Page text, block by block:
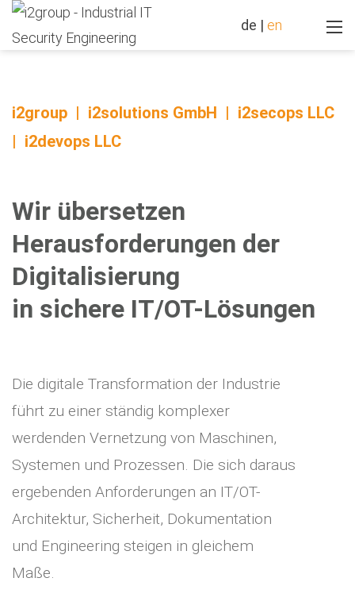
de | en
i2group | i2solutions GmbH | i2secops LLC
| i2devops LLC
Wir übersetzen
Herausforderungen der
Digitalisierung
in sichere IT/OT-Lösungen
Die digitale Transformation der Industrie
führt zu einer ständig komplexer
werdenden Vernetzung von Maschinen,
Systemen und Prozessen. Die sich daraus
ergebenden Anforderungen an IT/OT-
Architektur, Sicherheit, Dokumentation
und Engineering steigen in gleichem
Maße.